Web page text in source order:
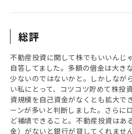
総評
不動産投資に関して株でもいいんじ
自答してました。多額の借金は大き
少ないのではないかと。しかしなが
い私にとって、コツコツ貯めて株投
資規模を自己資金がなくとも拡大で
ーンが多いと判断しました。さらに
ど補填できること。不動産投資はあ
金）がないと銀行が貸してくれませ